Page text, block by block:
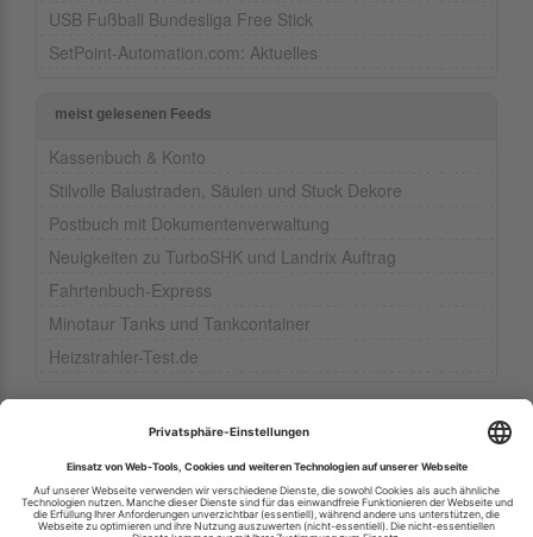
USB Fußball Bundesliga Free Stick
SetPoint-Automation.com: Aktuelles
meist gelesenen Feeds
Kassenbuch & Konto
Stilvolle Balustraden, Säulen und Stuck Dekore
Postbuch mit Dokumentenverwaltung
Neuigkeiten zu TurboSHK und Landrix Auftrag
Fahrtenbuch-Express
Minotaur Tanks und Tankcontainer
Heizstrahler-Test.de
Ihren RSS-Feed veröffentlichen